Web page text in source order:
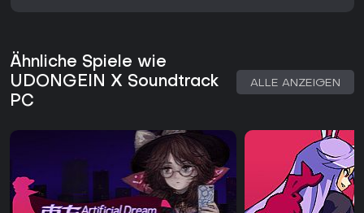
Ähnliche Spiele wie
UDONGEIN X Soundtrack
PC
ALLE ANZEIGEN